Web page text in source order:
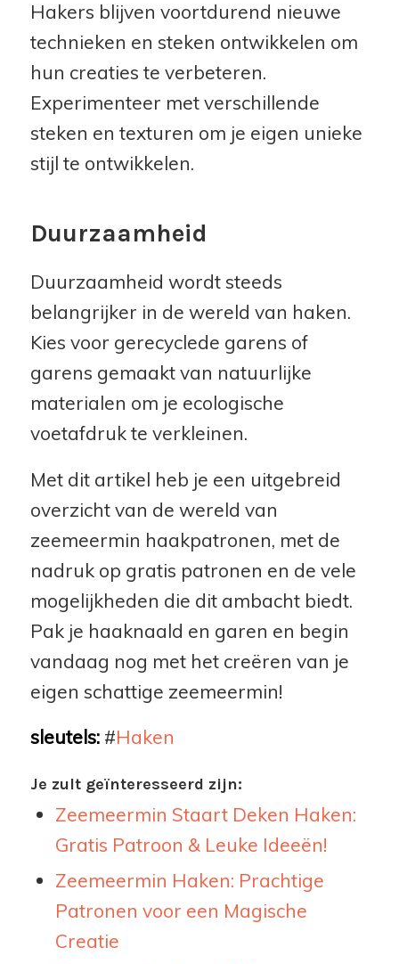
Hakers blijven voortdurend nieuwe
technieken en steken ontwikkelen om
hun creaties te verbeteren.
Experimenteer met verschillende
steken en texturen om je eigen unieke
stijl te ontwikkelen.
Duurzaamheid
Duurzaamheid wordt steeds
belangrijker in de wereld van haken.
Kies voor gerecyclede garens of
garens gemaakt van natuurlijke
materialen om je ecologische
voetafdruk te verkleinen.
Met dit artikel heb je een uitgebreid
overzicht van de wereld van
zeemeermin haakpatronen, met de
nadruk op gratis patronen en de vele
mogelijkheden die dit ambacht biedt.
Pak je haaknaald en garen en begin
vandaag nog met het creëren van je
eigen schattige zeemeermin!
sleutels:#Haken
Je zult geïnteresseerd zijn:
Zeemeermin Staart Deken Haken:
Gratis Patroon & Leuke Ideeën!
Zeemeermin Haken: Prachtige
Patronen voor een Magische
Creatie